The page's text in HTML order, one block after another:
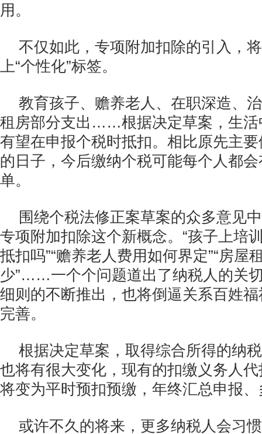
用。
不仅如此，专项附加扣除的引入，
上“个性化”标签。
教育孩子、赡养老人、在职深造、
租房部分支出……根据决定草案，生活
有望在申报个税时抵扣。相比原先主
的日子，今后缴纳个税可能每个人都会
单。
围绕个税法修正案草案的众多意见
专项附加扣除这个新概念。“孩子上培
抵扣吗”“赡养老人费用如何界定”“房屋
少”……一个个问题道出了纳税人的关
细则的不断推出，也将倒逼关系百姓
完善。
根据决定草案，取得综合所得的纳
也将有很大变化，现有的扣缴义务人
将变为平时预扣预缴，年终汇总申报
或许不久的将来，更多纳税人会习